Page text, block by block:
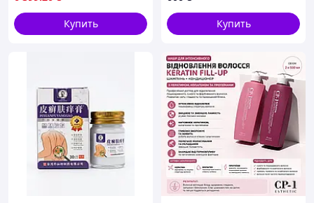
Regenerating Cream
Купить
Купить